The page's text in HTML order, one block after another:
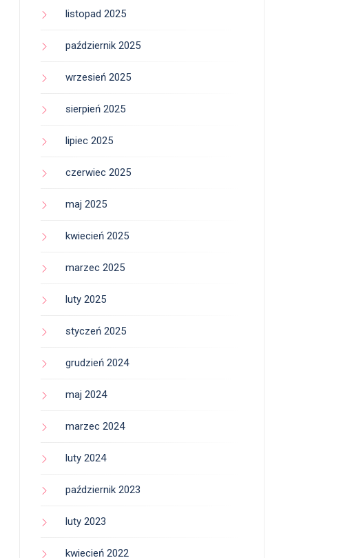
listopad 2025
październik 2025
wrzesień 2025
sierpień 2025
lipiec 2025
czerwiec 2025
maj 2025
kwiecień 2025
marzec 2025
luty 2025
styczeń 2025
grudzień 2024
maj 2024
marzec 2024
luty 2024
październik 2023
luty 2023
kwiecień 2022